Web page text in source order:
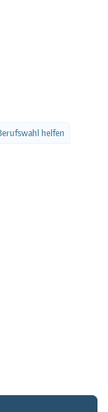
helfen